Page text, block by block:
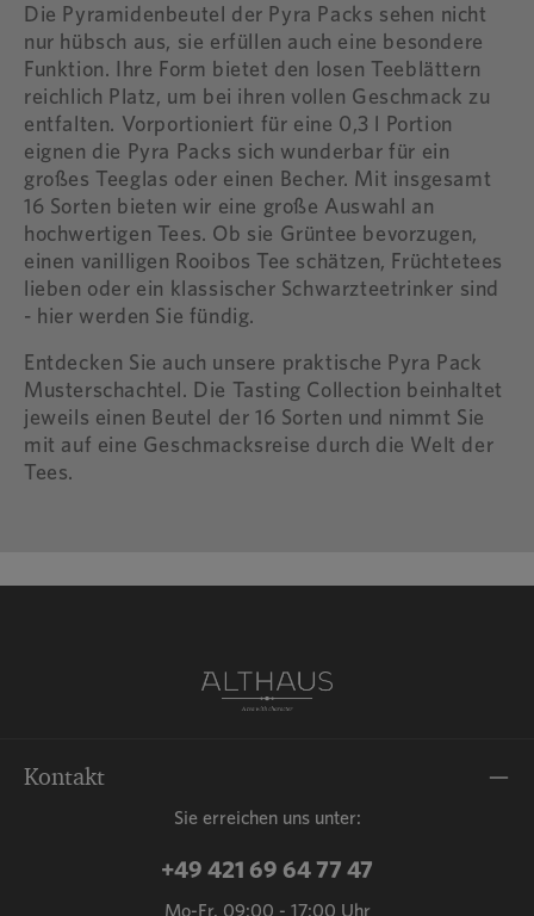
Die Pyramidenbeutel der Pyra Packs sehen nicht
nur hübsch aus, sie erfüllen auch eine besondere
Funktion. Ihre Form bietet den losen Teeblättern
reichlich Platz, um bei ihren vollen Geschmack zu
entfalten. Vorportioniert für eine 0,3 l Portion
eignen die Pyra Packs sich wunderbar für ein
großes Teeglas oder einen Becher. Mit insgesamt
16 Sorten bieten wir eine große Auswahl an
hochwertigen Tees. Ob sie Grüntee bevorzugen,
einen vanilligen Rooibos Tee schätzen, Früchtetees
lieben oder ein klassischer Schwarzteetrinker sind
- hier werden Sie fündig.
Entdecken Sie auch unsere praktische Pyra Pack
Musterschachtel. Die Tasting Collection beinhaltet
jeweils einen Beutel der 16 Sorten und nimmt Sie
mit auf eine Geschmacksreise durch die Welt der
Tees.
Kontakt
Sie erreichen uns unter:
+49 421 69 64 77 47
Mo-Fr, 09:00 - 17:00 Uhr